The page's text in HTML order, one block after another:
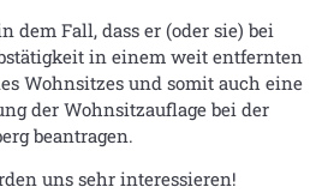
dem Fall, dass er (oder sie) bei
in einem weit entfernten
Wohnsitzes und somit auch eine
der Wohnsitzauflage bei der
beantragen.
uns sehr interessieren!